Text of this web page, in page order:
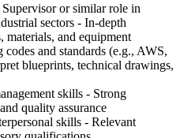
or similar role in
sectors - In-depth
and equipment
and standards (e.g., AWS,
blueprints, technical drawings,
skills - Strong
quality assurance
skills - Relevant